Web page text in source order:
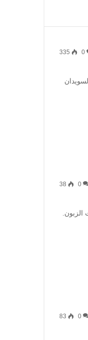
0
335
طارق السويدان
0
38
الزبون.
0
83